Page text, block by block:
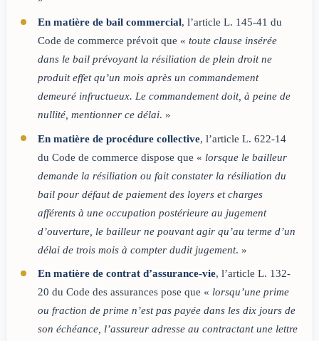
En matière de bail commercial, l’article L. 145-41 du
Code de commerce prévoit que « toute clause insérée
dans le bail prévoyant la résiliation de plein droit ne
produit effet qu’un mois après un commandement
demeuré infructueux. Le commandement doit, à peine de
nullité, mentionner ce délai. »
En matière de procédure collective, l’article L. 622-14
du Code de commerce dispose que « lorsque le bailleur
demande la résiliation ou fait constater la résiliation du
bail pour défaut de paiement des loyers et charges
afférents à une occupation postérieure au jugement
d’ouverture, le bailleur ne pouvant agir qu’au terme d’un
délai de trois mois à compter dudit jugement. »
En matière de contrat d’assurance-vie, l’article L. 132-
20 du Code des assurances pose que « lorsqu’une prime
ou fraction de prime n’est pas payée dans les dix jours de
son échéance, l’assureur adresse au contractant une lettre